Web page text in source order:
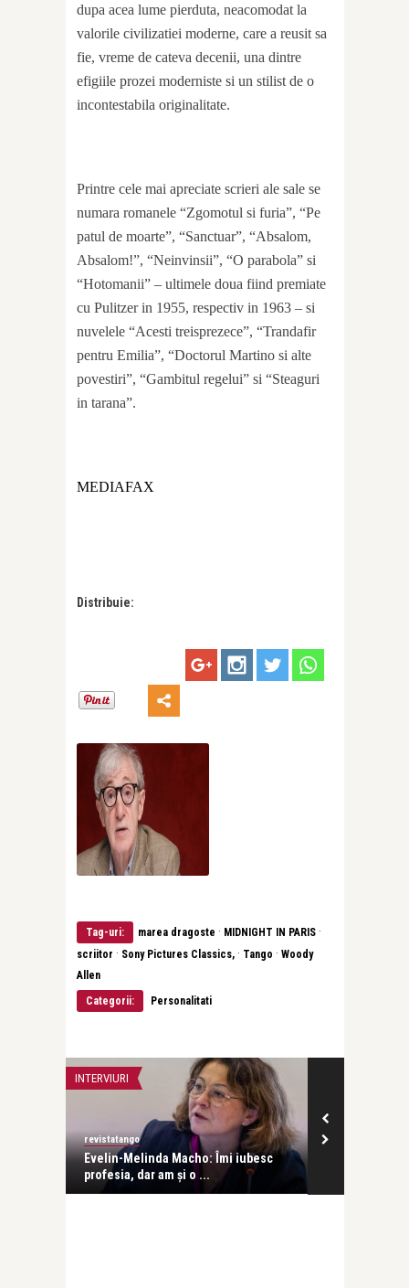
dupa acea lume pierduta, neacomodat la
valorile civilizatiei moderne, care a reusit sa
fie, vreme de cateva decenii, una dintre
efigiile prozei moderniste si un stilist de o
incontestabila originalitate.
Printre cele mai apreciate scrieri ale sale se
numara romanele “Zgomotul si furia”, “Pe
patul de moarte”, “Sanctuar”, “Absalom,
Absalom!”, “Neinvinsii”, “O parabola” si
“Hotomanii” – ultimele doua fiind premiate
cu Pulitzer in 1955, respectiv in 1963 – si
nuvelele “Acesti treisprezece”, “Trandafir
pentru Emilia”, “Doctorul Martino si alte
povestiri”, “Gambitul regelui” si “Steaguri
in tarana”.
MEDIAFAX
Distribuie:
Tag-uri: marea dragoste · MIDNIGHT IN PARIS ·
scriitor · Sony Pictures Classics, · Tango · Woody
Allen
Categorii:
Personalitati
INTERVIURI
revistatango
Evelin-Melinda Macho: Îmi iubesc
profesia, dar am și o ...